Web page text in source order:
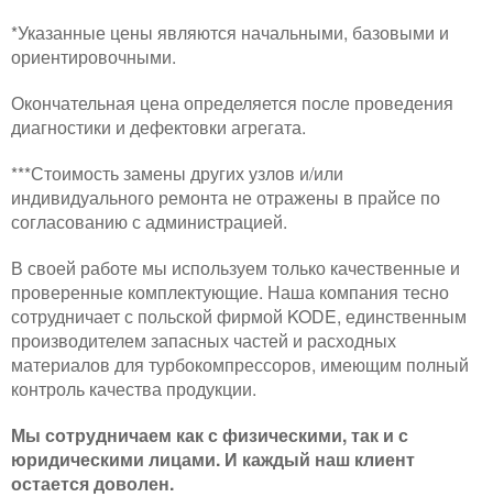
*Указанные цены являются начальными, базовыми и
ориентировочными.
Окончательная цена определяется после проведения
диагностики и дефектовки агрегата.
***Стоимость замены других узлов и/или
индивидуального ремонта не отражены в прайсе по
согласованию с администрацией.
В своей работе мы используем только качественные и
проверенные комплектующие. Наша компания тесно
сотрудничает с польской фирмой KODE, единственным
производителем запасных частей и расходных
материалов для турбокомпрессоров, имеющим полный
контроль качества продукции.
Мы сотрудничаем как с физическими, так и с
юридическими лицами. И каждый наш клиент
остается доволен.